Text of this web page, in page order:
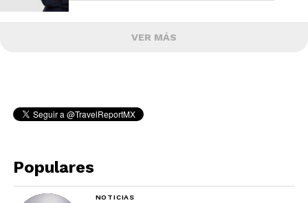
VER MÁS
Populares
NOTICIAS